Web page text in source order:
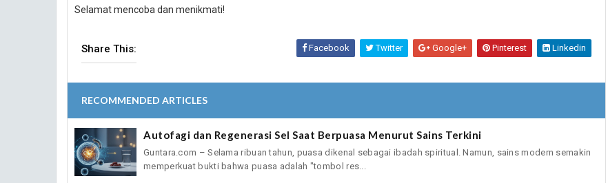
Selamat mencoba dan menikmati!
Share This: Facebook Twitter Google+ Pinterest Linkedin
RECOMMENDED ARTICLES
Autofagi dan Regenerasi Sel Saat Berpuasa Menurut Sains Terkini
Guntara.com – Selama ribuan tahun, puasa dikenal sebagai ibadah spiritual. Namun, sains modern semakin
memperkuat bukti bahwa puasa adalah "tombol res...